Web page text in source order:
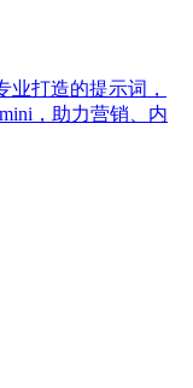
打造的提示词，
，助力营销、内